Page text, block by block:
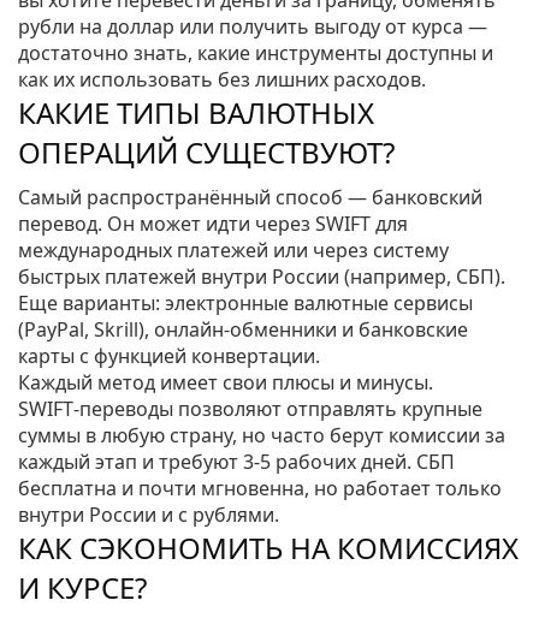
рубли на доллар или получить выгоду от курса —
достаточно знать, какие инструменты доступны и
как их использовать без лишних расходов.
КАКИЕ ТИПЫ ВАЛЮТНЫХ
ОПЕРАЦИЙ СУЩЕСТВУЮТ?
Самый распространённый способ — банковский
перевод. Он может идти через SWIFT для
международных платежей или через систему
быстрых платежей внутри России (например, СБП).
Еще варианты: электронные валютные сервисы
(PayPal, Skrill), онлайн‑обменники и банковские
карты с функцией конвертации.
Каждый метод имеет свои плюсы и минусы.
SWIFT‑переводы позволяют отправлять крупные
суммы в любую страну, но часто берут комиссии за
каждый этап и требуют 3‑5 рабочих дней. СБП
бесплатна и почти мгновенна, но работает только
внутри России и с рублями.
КАК СЭКОНОМИТЬ НА КОМИССИЯХ
И КУРСЕ?